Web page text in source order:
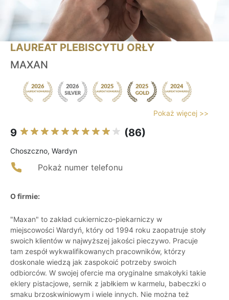
LAUREAT PLEBISCYTU ORŁY
MAXAN
Pokaż więcej >>
9 (86)
Choszczno, Wardyn
Pokaż numer telefonu
O firmie:
"Maxan" to zakład cukierniczo-piekarniczy w
miejscowości Wardyń, który od 1994 roku zaopatruje stoły
swoich klientów w najwyższej jakości pieczywo. Pracuje
tam zespół wykwalifikowanych pracowników, którzy
doskonale wiedzą jak zaspokoić potrzeby swoich
odbiorców. W swojej ofercie ma oryginalne smakołyki takie
eklery pistacjowe, sernik z jabłkiem w karmelu, babeczki o
smaku brzoskwiniowym i wiele innych. Nie można też